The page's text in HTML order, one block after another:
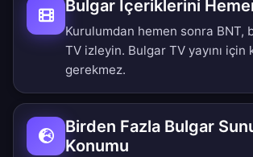
Bulgar İçeriklerini
Kurulumdan hemen sonra BNT,
TV izleyin. Bulgar TV yayını için
gerekmez.
Birden Fazla Bulgar
Konumu